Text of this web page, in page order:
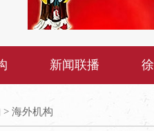
新闻联播
> 海外机构